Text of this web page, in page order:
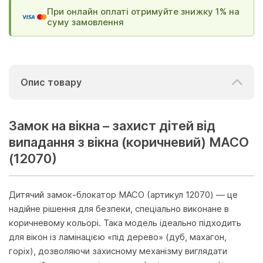
При онлайн оплаті отримуйте знижку 1% на
суму замовлення
Опис товару
Замок на вікна – захист дітей від
випадання з вікна (коричневий) MACO
(12070)
Дитячий замок-блокатор MACO (артикул 12070) — це
надійне рішення для безпеки, спеціально виконане в
коричневому кольорі. Така модель ідеально підходить
для вікон із ламінацією «під дерево» (дуб, махагон,
горіх), дозволяючи захисному механізму виглядати